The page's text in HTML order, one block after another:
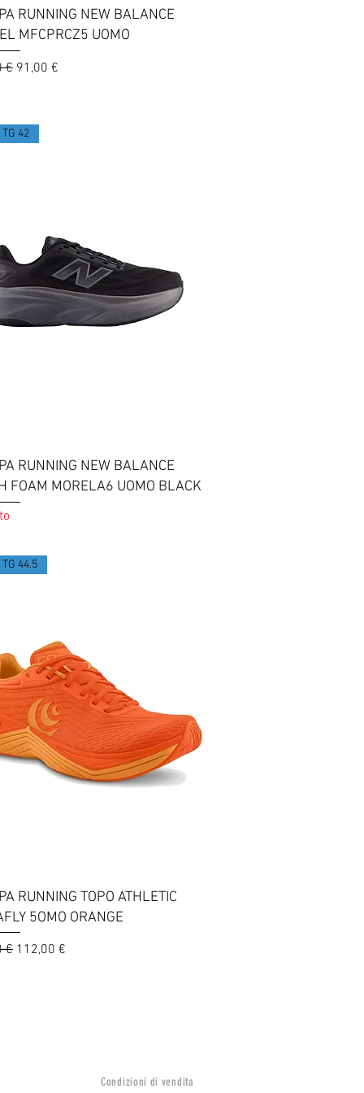
Vista rapida
RUNNING NEW BALANCE
MFCPRCZ5 UOMO
€ Prezzo scontato
91,00 €
Vista rapida
42
RUNNING NEW BALANCE
FOAM MORELA6 UOMO BLACK
Vista rapida
44.5
RUNNING TOPO ATHLETIC
5OMO ORANGE
€ Prezzo scontato
112,00 €
Condizioni di vendita